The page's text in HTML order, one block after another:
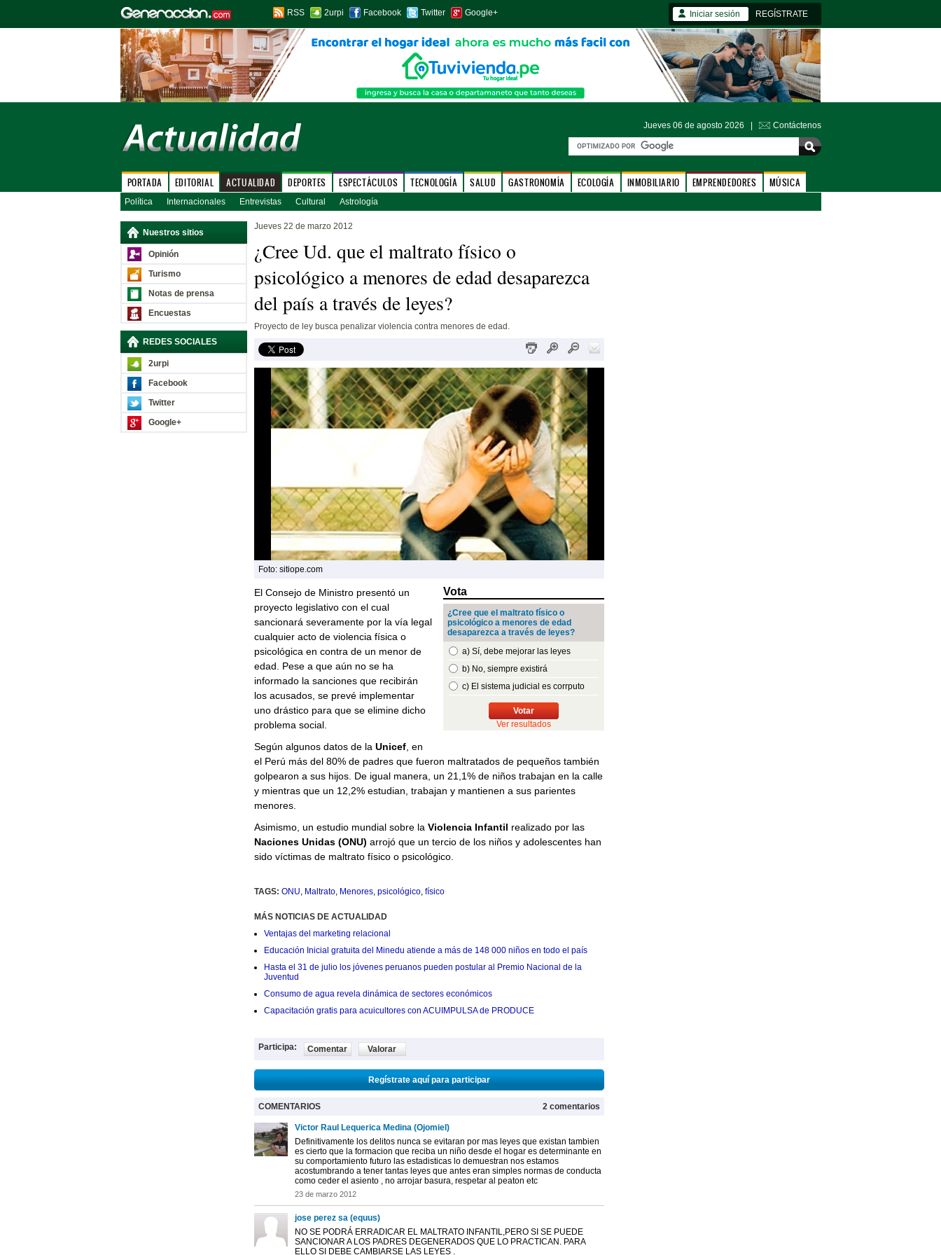
RSS 2urpi Facebook Twitter Google+ Iniciar sesión REGÍSTRATE
Jueves 06 de agosto 2026 | Contáctenos
PORTADA EDITORIAL ACTUALIDAD DEPORTES ESPECTÁCULOS TECNOLOGÍA SALUD GASTRONOMÍA ECOLOGÍA INMOBILIARIO EMPRENDEDORES MÚSICA
Política Internacionales Entrevistas Cultural Astrología
Nuestros sitios
Opinión
Turismo
Notas de prensa
Encuestas
REDES SOCIALES
2urpi
Facebook
Twitter
Google+
Jueves 22 de marzo 2012
¿Cree Ud. que el maltrato físico o
psicológico a menores de edad desaparezca
del país a través de leyes?
Proyecto de ley busca penalizar violencia contra menores de edad.
Foto: sitiope.com
Vota
¿Cree que el maltrato físico o
psicológico a menores de edad
desaparezca a través de leyes?
a) Sí, debe mejorar las leyes
b) No, siempre existirá
c) El sistema judicial es corrputo
Votar
Ver resultados
El Consejo de Ministro presentó un
proyecto legislativo con el cual
sancionará severamente por la vía legal
cualquier acto de violencia física o
psicológica en contra de un menor de
edad. Pese a que aún no se ha
informado la sanciones que recibirán
los acusados, se prevé implementar
uno drástico para que se elimine dicho
problema social.
Según algunos datos de la Unicef, en
el Perú más del 80% de padres que fueron maltratados de pequeños también
golpearon a sus hijos. De igual manera, un 21,1% de niños trabajan en la calle
y mientras que un 12,2% estudian, trabajan y mantienen a sus parientes
menores.
Asimismo, un estudio mundial sobre la Violencia Infantil realizado por las
Naciones Unidas (ONU) arrojó que un tercio de los niños y adolescentes han
sido víctimas de maltrato físico o psicológico.
TAGS: ONU, Maltrato, Menores, psicológico, físico
MÁS NOTICIAS DE ACTUALIDAD
Ventajas del marketing relacional
Educación Inicial gratuita del Minedu atiende a más de 148 000 niños en todo el país
Hasta el 31 de julio los jóvenes peruanos pueden postular al Premio Nacional de la
Juventud
Consumo de agua revela dinámica de sectores económicos
Capacitación gratis para acuicultores con ACUIMPULSA de PRODUCE
Participa: Comentar Valorar
Regístrate aquí para participar
COMENTARIOS 2 comentarios
Victor Raul Lequerica Medina (Ojomiel)
Definitivamente los delitos nunca se evitaran por mas leyes que existan tambien
es cierto que la formacion que reciba un niño desde el hogar es determinante en
su comportamiento futuro las estadisticas lo demuestran nos estamos
acostumbrando a tener tantas leyes que antes eran simples normas de conducta
como ceder el asiento , no arrojar basura, respetar al peaton etc
23 de marzo 2012
jose perez sa (equus)
NO SE PODRÁ ERRADICAR EL MALTRATO INFANTIL,PERO SI SE PUEDE
SANCIONAR A LOS PADRES DEGENERADOS QUE LO PRACTICAN. PARA
ELLO SI DEBE CAMBIARSE LAS LEYES .